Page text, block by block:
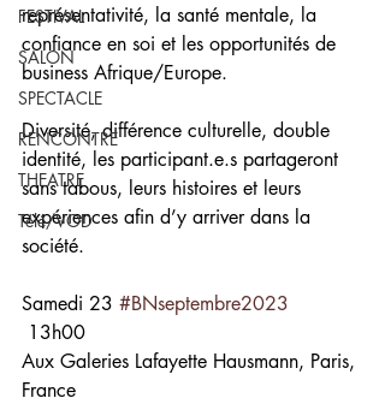
FESTIVAL
SALON
SPECTACLE
RENCONTRE
THEATRE
Télé/VOD
représentativité, la santé mentale, la
confiance en soi et les opportunités de
business Afrique/Europe.
Diversité, différence culturelle, double
identité, les participant.e.s partageront
sans tabous, leurs histoires et leurs
expériences afin d’y arriver dans la
société.
Samedi 23 #BNseptembre2023
13h00
Aux Galeries Lafayette Hausmann, Paris,
France